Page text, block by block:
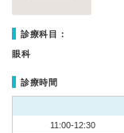
診療科目：
眼科
診療時間
11:00-12:30